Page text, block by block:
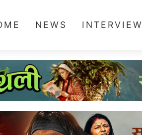
NEWS INTERVIEW